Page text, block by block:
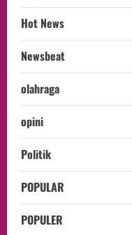
Hot News
Newsbeat
olahraga
opini
Politik
POPULAR
POPULER